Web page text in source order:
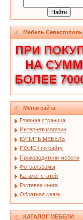
Мебель Севастополь
Меню сайта
Главная страница
Интернет-магазин
КУПИТЬ МЕБЕЛЬ
ПОИСК по сайту
Производители мебели
Фотоальбомы
Каталог статей
Гостевая книга
Обратная связь
КАТАЛОГ МЕБЕЛИ